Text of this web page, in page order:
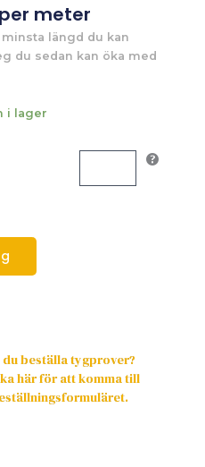
per meter
längd du kan
du sedan kan öka med
i lager
du beställa tygprover?
här för att komma till